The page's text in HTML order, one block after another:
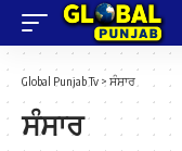
Global Punjab Tv > ਸੰਸਾਰ
ਸੰਸਾਰ